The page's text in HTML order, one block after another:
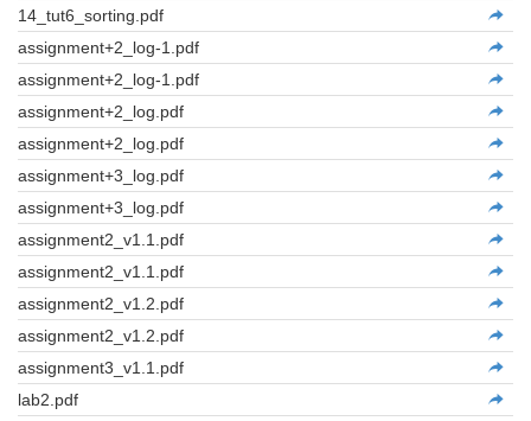
14_tut6_sorting.pdf
assignment+2_log-1.pdf
assignment+2_log-1.pdf
assignment+2_log.pdf
assignment+2_log.pdf
assignment+3_log.pdf
assignment+3_log.pdf
assignment2_v1.1.pdf
assignment2_v1.1.pdf
assignment2_v1.2.pdf
assignment2_v1.2.pdf
assignment3_v1.1.pdf
lab2.pdf